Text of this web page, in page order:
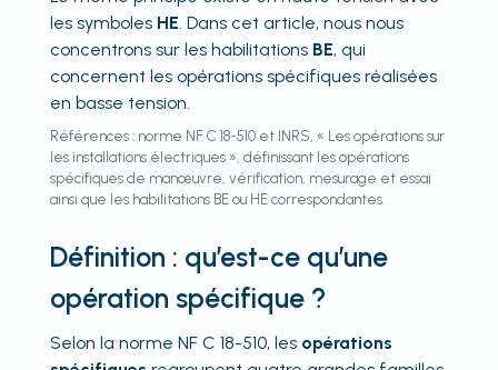
les symboles HE. Dans cet article, nous nous
concentrons sur les habilitations BE, qui
concernent les opérations spécifiques réalisées
en basse tension.
Références : norme NF C 18-510 et INRS, « Les opérations sur
les installations électriques », définissant les opérations
spécifiques de manœuvre, vérification, mesurage et essai
ainsi que les habilitations BE ou HE correspondantes.
Définition : qu’est-ce qu’une
opération spécifique ?
Selon la norme NF C 18-510, les opérations